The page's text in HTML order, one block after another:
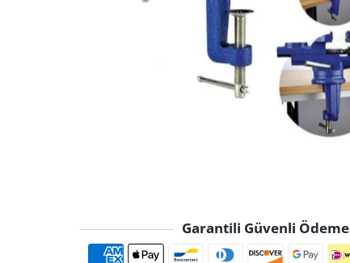
Garantili Güvenli Ödeme
Ödeme